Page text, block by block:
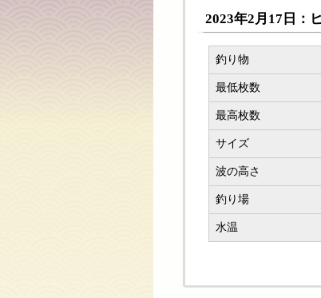
2023年2月17日：
釣り物
最低枚数
最高枚数
サイズ
波の高さ
釣り場
水温